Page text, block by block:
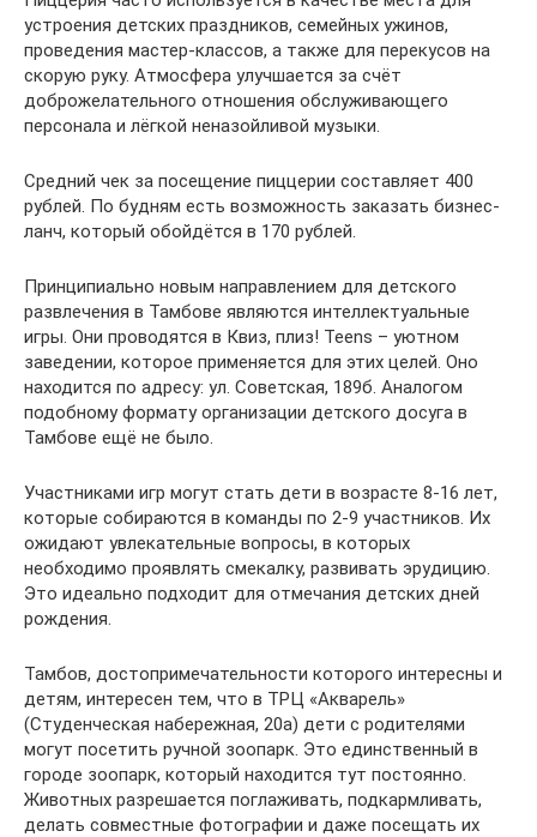
устроения детских праздников, семейных ужинов,
проведения мастер-классов, а также для перекусов на
скорую руку. Атмосфера улучшается за счёт
доброжелательного отношения обслуживающего
персонала и лёгкой неназойливой музыки.
Средний чек за посещение пиццерии составляет 400
рублей. По будням есть возможность заказать бизнес-
ланч, который обойдётся в 170 рублей.
Принципиально новым направлением для детского
развлечения в Тамбове являются интеллектуальные
игры. Они проводятся в Квиз, плиз! Teens – уютном
заведении, которое применяется для этих целей. Оно
находится по адресу: ул. Советская, 189б. Аналогом
подобному формату организации детского досуга в
Тамбове ещё не было.
Участниками игр могут стать дети в возрасте 8-16 лет,
которые собираются в команды по 2-9 участников. Их
ожидают увлекательные вопросы, в которых
необходимо проявлять смекалку, развивать эрудицию.
Это идеально подходит для отмечания детских дней
рождения.
Тамбов, достопримечательности которого интересны и
детям, интересен тем, что в ТРЦ «Акварель»
(Студенческая набережная, 20а) дети с родителями
могут посетить ручной зоопарк. Это единственный в
городе зоопарк, который находится тут постоянно.
Животных разрешается поглаживать, подкармливать,
делать совместные фотографии и даже посещать их